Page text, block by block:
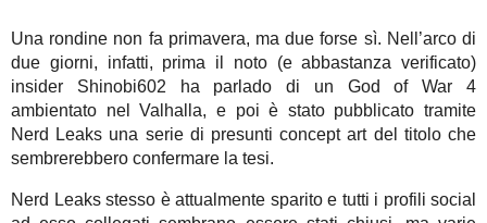
Una rondine non fa primavera, ma due forse sì. Nell’arco di
due giorni, infatti, prima il noto (e abbastanza verificato)
insider Shinobi602 ha parlado di un God of War 4
ambientato nel Valhalla, e poi è stato pubblicato tramite
Nerd Leaks una serie di presunti concept art del titolo che
sembrerebbero confermare la tesi.
Nerd Leaks stesso è attualmente sparito e tutti i profili social